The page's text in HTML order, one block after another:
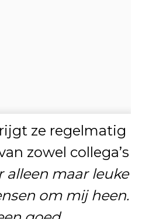
ze regelmatig
zowel collega’s
alleen maar leuke
om mij heen.